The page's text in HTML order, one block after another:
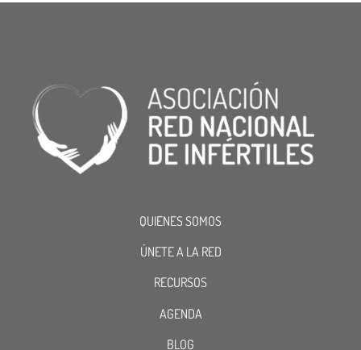
QUIENES SOMOS
ÚNETE A LA RED
RECURSOS
AGENDA
BLOG